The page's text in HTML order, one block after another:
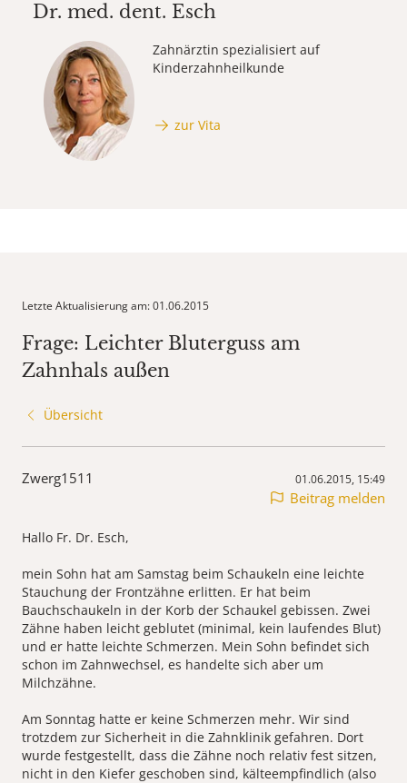
Dr. med. dent. Esch
Zahnärztin spezialisiert auf
Kinderzahnheilkunde
zur Vita
Letzte Aktualisierung am: 01.06.2015
Frage: Leichter Bluterguss am
Zahnhals außen
Übersicht
Zwerg1511 01.06.2015, 15:49
Beitrag melden
Hallo Fr. Dr. Esch,
mein Sohn hat am Samstag beim Schaukeln eine leichte
Stauchung der Frontzähne erlitten. Er hat beim
Bauchschaukeln in der Korb der Schaukel gebissen. Zwei
Zähne haben leicht geblutet (minimal, kein laufendes Blut)
und er hatte leichte Schmerzen. Mein Sohn befindet sich
schon im Zahnwechsel, es handelte sich aber um
Milchzähne.
Am Sonntag hatte er keine Schmerzen mehr. Wir sind
trotzdem zur Sicherheit in die Zahnklinik gefahren. Dort
wurde festgestellt, dass die Zähne noch relativ fest sitzen,
nicht in den Kiefer geschoben sind, kälteempfindlich (also